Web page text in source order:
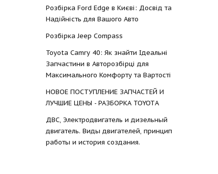
Розбірка Ford Edge в Києві: Досвід та
Надійність для Вашого Авто
Розбірка Jeep Compass
Toyota Camry 40: Як знайти Ідеальні
Запчастини в Авторозбірці для
Максимального Комфорту та Вартості
НОВОЕ ПОСТУПЛЕНИЕ ЗАПЧАСТЕЙ И
ЛУЧШИЕ ЦЕНЫ - РАЗБОРКА TOYOTА
ДВС, Электродвигатель и дизельный
двигатель. Виды двигателей, принцип
работы и история создания.